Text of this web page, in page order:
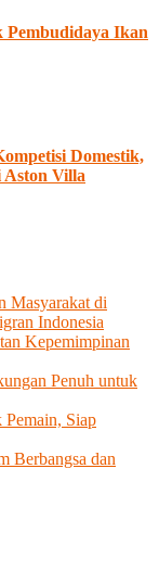
Pembudidaya Ikan
Domestik,
Aston Villa
Masyarakat di
Indonesia
Kepemimpinan
Penuh untuk
Siap
Berbangsa dan